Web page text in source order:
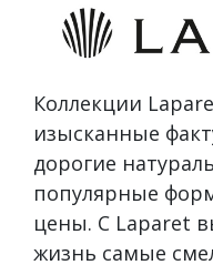
Коллекции
изысканные
дорогие
популярные
цены. С Laparet
жизнь самые